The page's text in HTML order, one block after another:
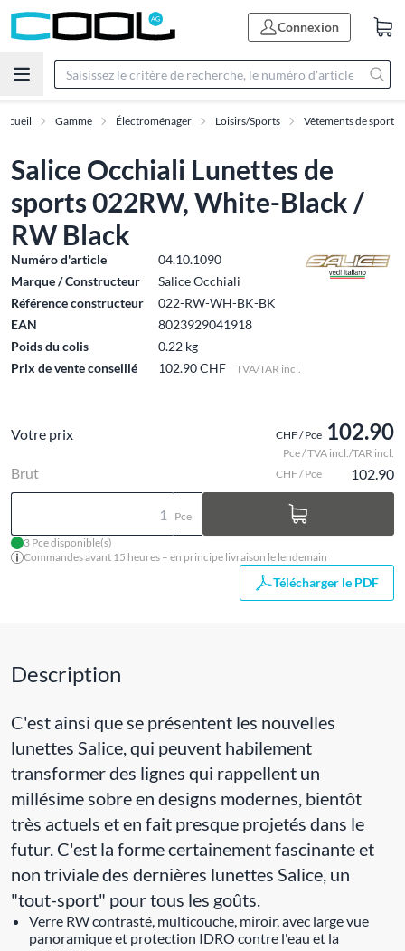
Connexion
Gamme Électroménager Loisirs/Sports Vêtements de sport
Salice Occhiali Lunettes de
sports 022RW, White-Black /
RW Black
Numéro d'article
04.10.1090
Marque / Constructeur
Salice Occhiali
Référence constructeur
022-RW-WH-BK-BK
EAN
8023929041918
Poids du colis
0.22 kg
Prix de vente conseillé
102.90 CHF TVA/TAR incl.
Votre prix CHF / Pce 102.90
Pce / TVA incl./TAR incl.
Brut CHF / Pce 102.90
Pce
3 Pce disponible(s)
Commandes avant 15 heures – en principe livraison le lendemain
Télécharger le PDF
Description
C'est ainsi que se présentent les nouvelles
lunettes Salice, qui peuvent habilement
transformer des lignes qui rappellent un
millésime sobre en designs modernes, bientôt
très actuels et en fait presque projetés dans le
futur. C'est la forme certainement fascinante et
non triviale des dernières lunettes Salice, un
"tout-sport" pour tous les goûts.
Verre RW contrasté, multicouche, miroir, avec large vue
panoramique et protection IDRO contre l'eau et la